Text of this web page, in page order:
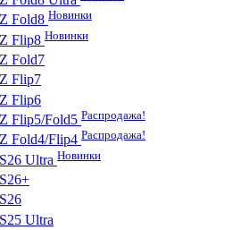
Fold8 Новинки
Flip8 Новинки
Fold7
Flip7
Flip6
Flip5/Fold5 Распродажа!
Fold4/Flip4 Распродажа!
Ultra Новинки
Ultra